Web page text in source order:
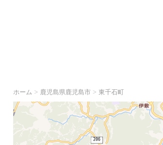
ホーム > 鹿児島県鹿児島市> 東千石町